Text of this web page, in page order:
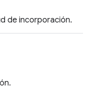
de incorporación.